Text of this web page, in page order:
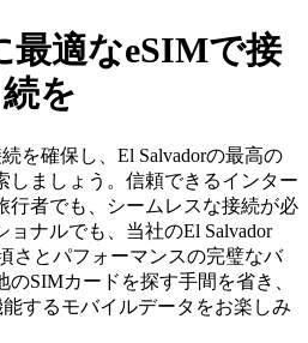
最適なeSIMで接
続を
を確保し、El Salvadorの最高の
しましょう。信頼できるインター
行者でも、シームレスな接続が必
ナルでも、当社のEl Salvador
さとパフォーマンスの完璧なバ
SIMカードを探す手間を省き、
するモバイルデータをお楽しみ